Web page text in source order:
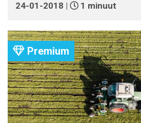
24-01-2018 | 1 minuut
Premium